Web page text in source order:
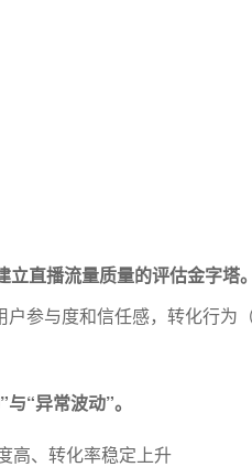
直播流量质量的评估金字塔。
参与度和信任感，转化行为（
“异常波动”。
高、转化率稳定上升